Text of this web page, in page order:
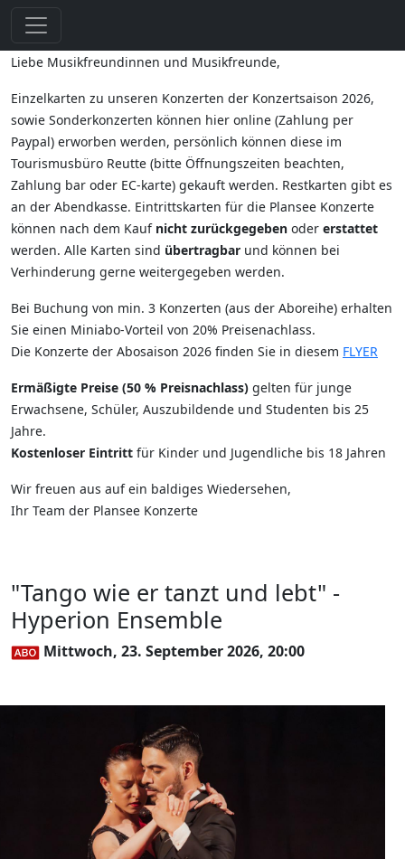
Liebe Musikfreundinnen und Musikfreunde,
Einzelkarten zu unseren Konzerten der Konzertsaison 2026,
sowie Sonderkonzerten können hier online (Zahlung per
Paypal) erworben werden, persönlich können diese im
Tourismusbüro Reutte (bitte Öffnungszeiten beachten,
Zahlung bar oder EC-karte) gekauft werden. Restkarten gibt es
an der Abendkasse. Eintrittskarten für die Plansee Konzerte
können nach dem Kauf nicht zurückgegeben oder erstattet
werden. Alle Karten sind übertragbar und können bei
Verhinderung gerne weitergegeben werden.
Bei Buchung von min. 3 Konzerten (aus der Aboreihe) erhalten
Sie einen Miniabo-Vorteil von 20% Preisenachlass.
Die Konzerte der Abosaison 2026 finden Sie in diesem FLYER
Ermäßigte Preise (50 % Preisnachlass) gelten für junge
Erwachsene, Schüler, Auszubildende und Studenten bis 25
Jahre.
Kostenloser Eintritt für Kinder und Jugendliche bis 18 Jahren
Wir freuen aus auf ein baldiges Wiedersehen,
Ihr Team der Plansee Konzerte
"Tango wie er tanzt und lebt" -
Hyperion Ensemble
Mittwoch, 23. September 2026, 20:00